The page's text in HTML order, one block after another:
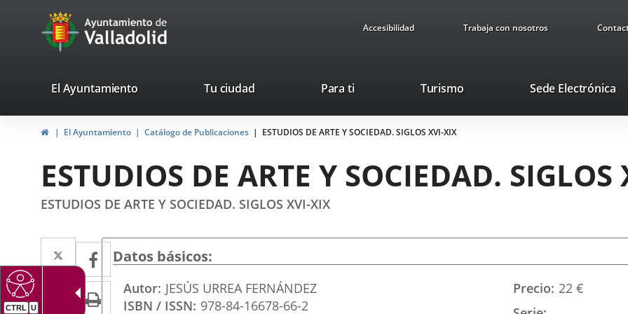
Portal
Web
Ayuntamiento
de
Accesibilidad Trabaja con nosotros
valladolid.es
El Ayuntamiento Tu ciudad Para ti TurismoThis
will
a
pop-
Sede Electrónica
HomeEl Ayuntamiento Catálogo de Publicaciones ESTUDIOS DE ARTE Y SOCIEDAD. SIGLOS XVI-XIX
ESTUDIOS DE ARTE Y SOCIEDAD.
ESTUDIOS DE ARTE Y SOCIEDAD. SIGLOS XVI-XIX
Twitter
Enlace
a
una
Facebook
Enlace
a
una
Linkedin
Enlace Print
Datos básicos
Autor JESÚS URREA FERNÁNDEZ
ISBN / ISSN 978-84-16678-66-2
Precio 22 €